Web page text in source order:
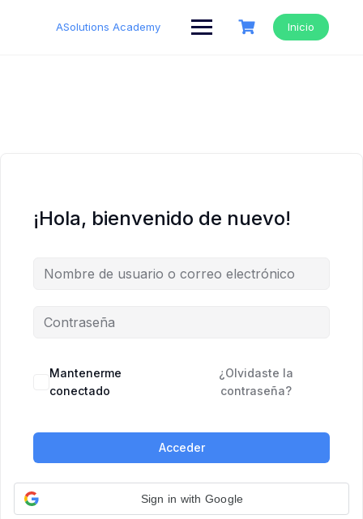
ASolutions Academy Inicio
¡Hola, bienvenido de nuevo!
Mantenerme
conectado
¿Olvidaste la
contraseña?
Acceder
Sign in with Google